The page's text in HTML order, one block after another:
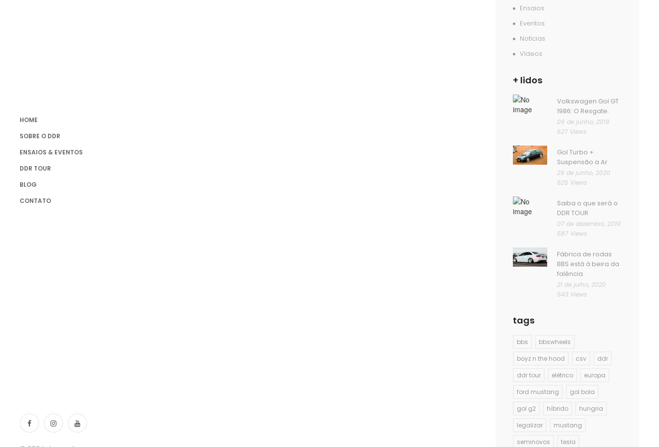
HOME
SOBRE O DDR
ENSAIOS & EVENTOS
DDR TOUR
BLOG
CONTATO
Ensaios
Eventos
Notícias
Vídeos
+ lidos
Volkswagen Gol GT
1986: O Resgate.
06 de junho, 2019
627 Views
Gol Turbo +
Suspensão a Ar
29 de junho, 2020
625 Views
Saiba o que será o
DDR TOUR
07 de dezembro, 2019
587 Views
Fábrica de rodas
BBS está à beira da
falência
21 de julho, 2020
543 Views
tags
bbs
bbswheels
boyz n the hood
csv
ddr
ddr tour
elétrico
europa
ford mustang
gol bola
gol g2
híbrido
hungria
legalizar
mustang
seminovos
tesla